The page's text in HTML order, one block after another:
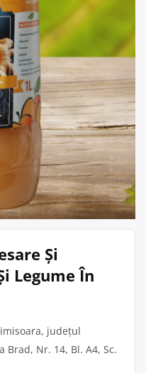
Și
Legume În
județul
Brad, Nr. 14, Bl. A4, Sc.